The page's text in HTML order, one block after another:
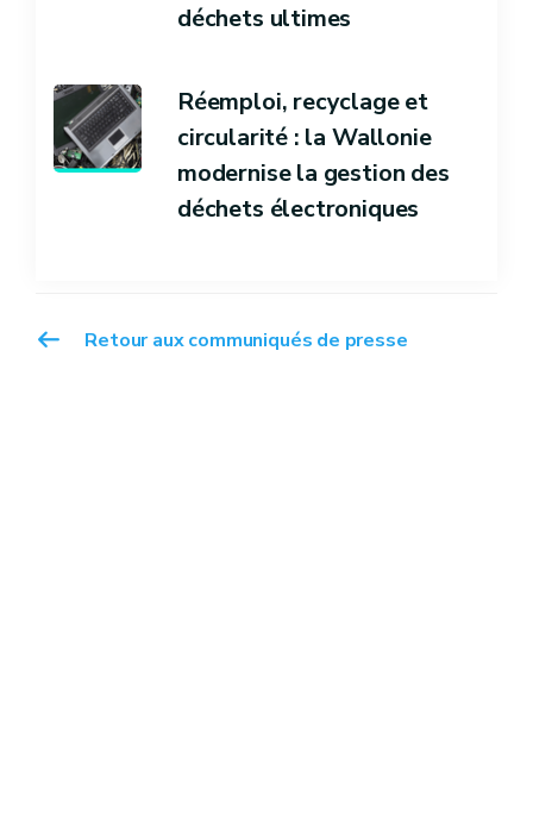
Retour aux communiqués de presse
déchets ultimes
Réemploi, recyclage et
circularité : la Wallonie
modernise la gestion des
déchets électroniques